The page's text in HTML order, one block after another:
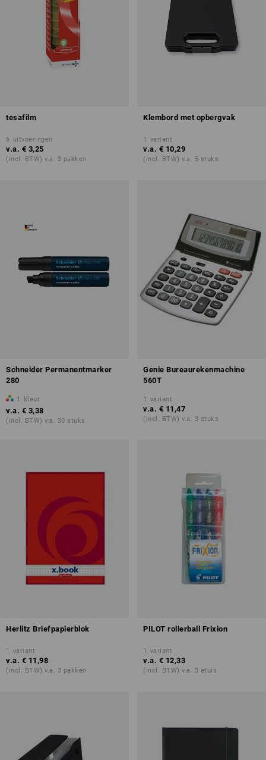
tesafilm
6 uitvoeringen
v.a. € 3,25
(incl. BTW) v.a. 3 pakken
Klembord met opbergvak
1 variant
v.a. € 10,29
(incl. BTW) v.a. 5 stuks
Schneider Permanentmarker
280
1 kleur
v.a. € 3,38
(incl. BTW) v.a. 30 stuks
Genie Bureaurekenmachine
560T
1 variant
v.a. € 11,47
(incl. BTW) v.a. 3 stuks
Herlitz Briefpapierblok
1 variant
v.a. € 11,98
(incl. BTW) v.a. 3 pakken
PILOT rollerball Frixion
1 variant
v.a. € 12,33
(incl. BTW) v.a. 3 etuis